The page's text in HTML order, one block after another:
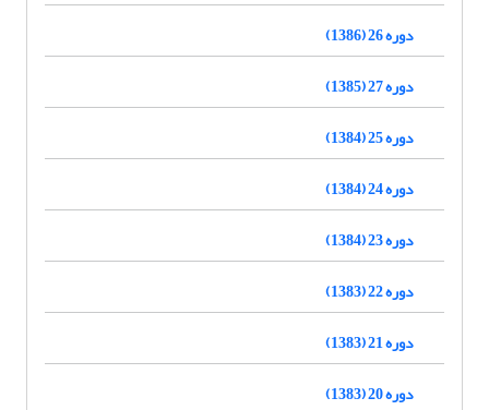
دوره 26 (1386)
دوره 27 (1385)
دوره 25 (1384)
دوره 24 (1384)
دوره 23 (1384)
دوره 22 (1383)
دوره 21 (1383)
دوره 20 (1383)